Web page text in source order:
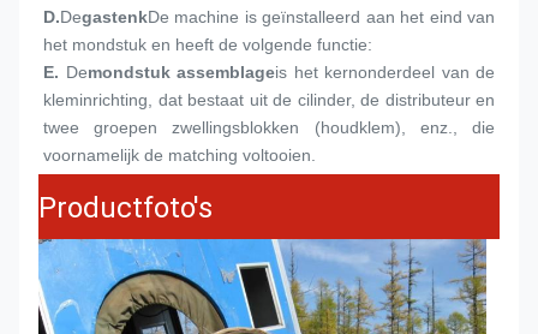
D.DegastenkDe machine is geïnstalleerd aan het eind van
het mondstuk en heeft de volgende functie:
E. Demondstuk assemblageis het kernonderdeel van de
kleminrichting, dat bestaat uit de cilinder, de distributeur en
twee groepen zwellingsblokken (houdklem), enz., die
voornamelijk de matching voltooien.
Productfoto's